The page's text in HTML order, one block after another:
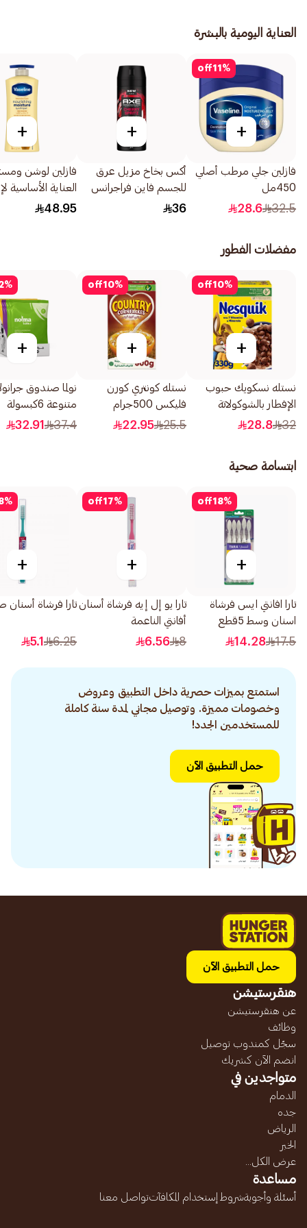
العناية اليومية بالبشرة
11 %
off
+
فازلين جلي مرطب أصلي
450مل
32.5
28.6
+
أكس بخاخ مزيل عرق
للجسم فاين فراجرانس
بريميوم تشيري سبريتس
36
+
فازلين لوشن
العناية الأساسية
خلايا الجسم 725مل
48.95
مفضلات الفطور
10%
off
+
نستله نسكويك حبوب
الإفطار بالشوكولاتة
330جرام
32
28.8
10%
off
+
نستله كونتري كورن
فليكس 500جرام
25.5
22.95
%
+
نولما صندوق
متنوعة 6كبسولة
37.4
32.91
ابتسامة صحية
18%
off
+
تارا افانتي ايس فرشاة
اسنان وسط 5قطع
17.5
14.28
17%
off
+
تارا يو إل إيه فرشاة أسنان
أفانتي الناعمة
8
6.56
%
+
تارا فرشاة أسنان
6.25
5.1
استمتع بميزات حصرية داخل التطبيق وعروض
وخصومات مميزة. وتوصيل مجاني لمدة سنة كاملة
للمستخدمين الجدد!
حمل التطبيق الآن
حمل التطبيق الآن
هنقرستيشن
عن هنقرستيشن
وظائف
سجّل كمندوب توصيل
انضم الآن كشريك
متواجدين في
الدمام
جده
الرياض
الخبر
عرض الكل...
مساعدة
أسئلة وأجوبةشروط إستخدام المكافآتتواصل معنا